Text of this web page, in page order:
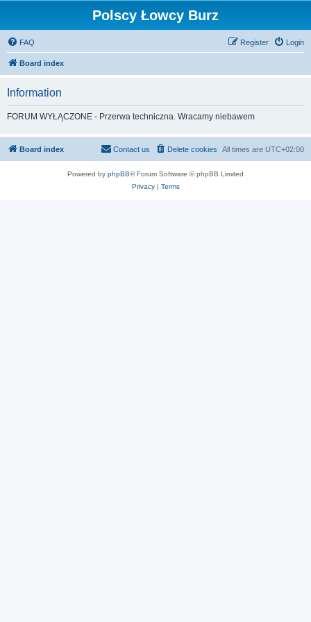
Polscy Łowcy Burz
FAQ Login
Register
Board index
Information
FORUM WYŁĄCZONE - Przerwa techniczna. Wracamy niebawem
Board index All times are UTC+02:00
Delete cookies
Contact us
Powered by phpBB® Forum Software © phpBB Limited
Privacy| Terms